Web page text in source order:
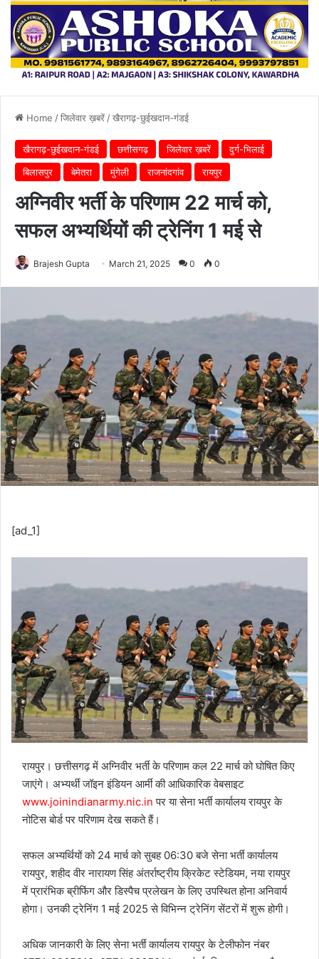
Home /जिलेवार ख़बरें /खैरागढ़-छुईखदान-गंडई
खैरागढ़-छुईखदान-गंडई छत्तीसगढ़ जिलेवार ख़बरें
दुर्ग-भिलाई
बिलासपुर
बेमेतरा मुंगेली राजनांदगांव रायपुर
अग्निवीर भर्ती के परिणाम 22 मार्च को,
सफल अभ्यर्थियों की ट्रेनिंग 1 मई से
Brajesh Gupta March 21, 2025 0 0
[ad_1]
रायपुर। छत्तीसगढ़ में अग्निवीर भर्ती के परिणाम कल 22 मार्च को घोषित किए
जाएंगे। अभ्यर्थी जॉइन इंडियन आर्मी की आधिकारिक वेबसाइट
www.joinindianarmy.nic.in पर या सेना भर्ती कार्यालय रायपुर के
नोटिस बोर्ड पर परिणाम देख सकते हैं।
सफल अभ्यर्थियों को 24 मार्च को सुबह 06:30 बजे सेना भर्ती कार्यालय
रायपुर, शहीद वीर नारायण सिंह अंतर्राष्ट्रीय क्रिकेट स्टेडियम, नया रायपुर
में प्रारंभिक ब्रीफिंग और डिस्पैच प्रलेखन के लिए उपस्थित होना अनिवार्य
होगा। उनकी ट्रेनिंग 1 मई 2025 से विभिन्न ट्रेनिंग सेंटरों में शुरू होगी।
अधिक जानकारी के लिए सेना भर्ती कार्यालय रायपुर के टेलीफोन नंबर